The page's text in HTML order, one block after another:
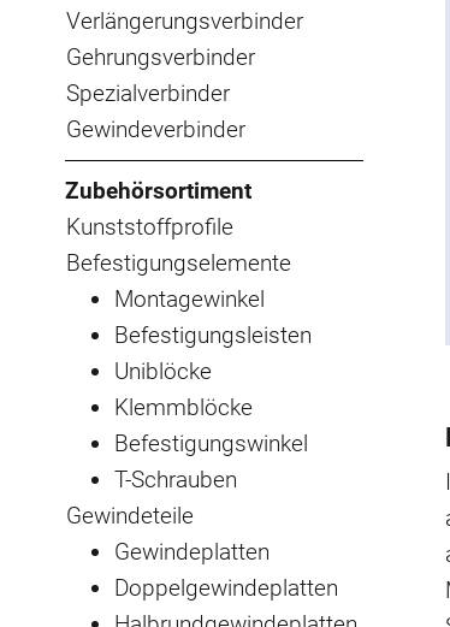
Verlängerungsverbinder
Gehrungsverbinder
Spezialverbinder
Gewindeverbinder
Zubehörsortiment
Kunststoffprofile
Befestigungselemente
Montagewinkel
Befestigungsleisten
Uniblöcke
Klemmblöcke
Befestigungswinkel
T-Schrauben
Gewindeteile
Gewindeplatten
Doppelgewindeplatten